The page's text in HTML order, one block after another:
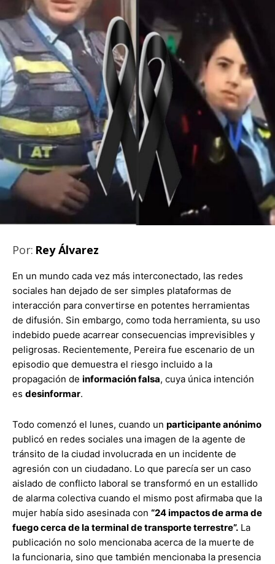
Por: Rey Álvarez
En un mundo cada vez más interconectado, las redes
sociales han dejado de ser simples plataformas de
interacción para convertirse en potentes herramientas
de difusión. Sin embargo, como toda herramienta, su uso
indebido puede acarrear consecuencias imprevisibles y
peligrosas. Recientemente, Pereira fue escenario de un
episodio que demuestra el riesgo incluido a la
propagación de información falsa, cuya única intención
es desinformar.
Todo comenzó el lunes, cuando un participante anónimo
publicó en redes sociales una imagen de la agente de
tránsito de la ciudad involucrada en un incidente de
agresión con un ciudadano. Lo que parecía ser un caso
aislado de conflicto laboral se transformó en un estallido
de alarma colectiva cuando el mismo post afirmaba que la
mujer había sido asesinada con “24 impactos de arma de
fuego cerca de la terminal de transporte terrestre”. La
publicación no solo mencionaba acerca de la muerte de
la funcionaria, sino que también mencionaba la presencia